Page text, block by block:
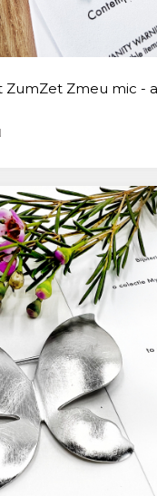
ZumZet Zmeu mic -